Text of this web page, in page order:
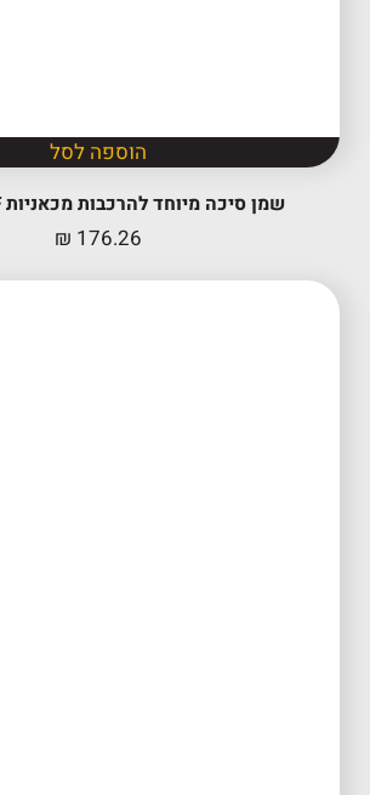
הוספה לסל
שמן סיכה מיוחד להרכבות מכאניות MAX TUFF
₪ 176.26